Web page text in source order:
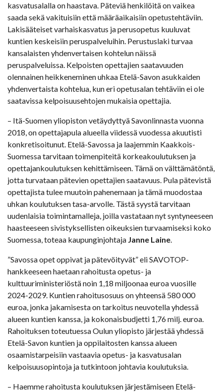
kasvatusalalla on haastava. Päteviä henkilöitä on vaikea
saada sekä vakituisiin että määräaikaisiin opetustehtäviin.
Lakisääteiset varhaiskasvatus ja perusopetus kuuluvat
kuntien keskeisiin peruspalveluihin. Perustuslaki turvaa
kansalaisten yhdenvertaisen kohtelun näissä
peruspalveluissa. Kelpoisten opettajien saatavuuden
olennainen heikkeneminen uhkaa Etelä-Savon asukkaiden
yhdenvertaista kohtelua, kun eri opetusalan tehtäviin ei ole
saatavissa kelpoisuusehtojen mukaisia opettajia.
– Itä-Suomen yliopiston vetäydyttyä Savonlinnasta vuonna
2018, on opettajapula alueella viidessä vuodessa akuutisti
konkretisoitunut. Etelä-Savossa ja laajemmin Kaakkois-
Suomessa tarvitaan toimenpiteitä korkeakoulutuksen ja
opettajankoulutuksen kehittämiseen. Tämä on välttämätöntä,
jotta turvataan pätevien opettajien saatavuus. Pula pätevistä
opettajista tulee muutoin pahenemaan ja tämä muodostaa
uhkan koulutuksen tasa-arvolle. Tästä syystä tarvitaan
uudenlaisia toimintamalleja, joilla vastataan nyt syntyneeseen
haasteeseen sivistyksellisten oikeuksien turvaamiseksi koko
Suomessa, toteaa kaupunginjohtaja Janne Laine.
”Savossa opet oppivat ja pätevöityvät” eli SAVOTOP-
hankkeeseen haetaan rahoitusta opetus- ja
kulttuuriministeriöstä noin 1,18 miljoonaa euroa vuosille
2024-2029. Kuntien rahoitusosuus on yhteensä 580 000
euroa, jonka jakamisesta on tarkoitus neuvotella yhdessä
alueen kuntien kanssa, ja kokonaisbudjetti 1,76 milj. euroa.
Rahoituksen toteutuessa Oulun yliopisto järjestää yhdessä
Etelä-Savon kuntien ja oppilaitosten kanssa alueen
osaamistarpeisiin vastaavia opetus- ja kasvatusalan
kelpoisuusopintoja ja tutkintoon johtavia koulutuksia.
– Haemme rahoitusta koulutuksen järjestämiseen Etelä-